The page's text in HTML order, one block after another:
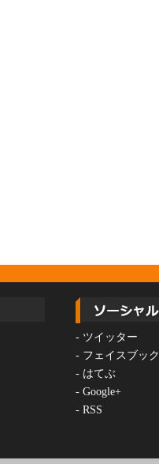
- ツイッター
- フェイスブック
- はてぶ
- Google+
- RSS